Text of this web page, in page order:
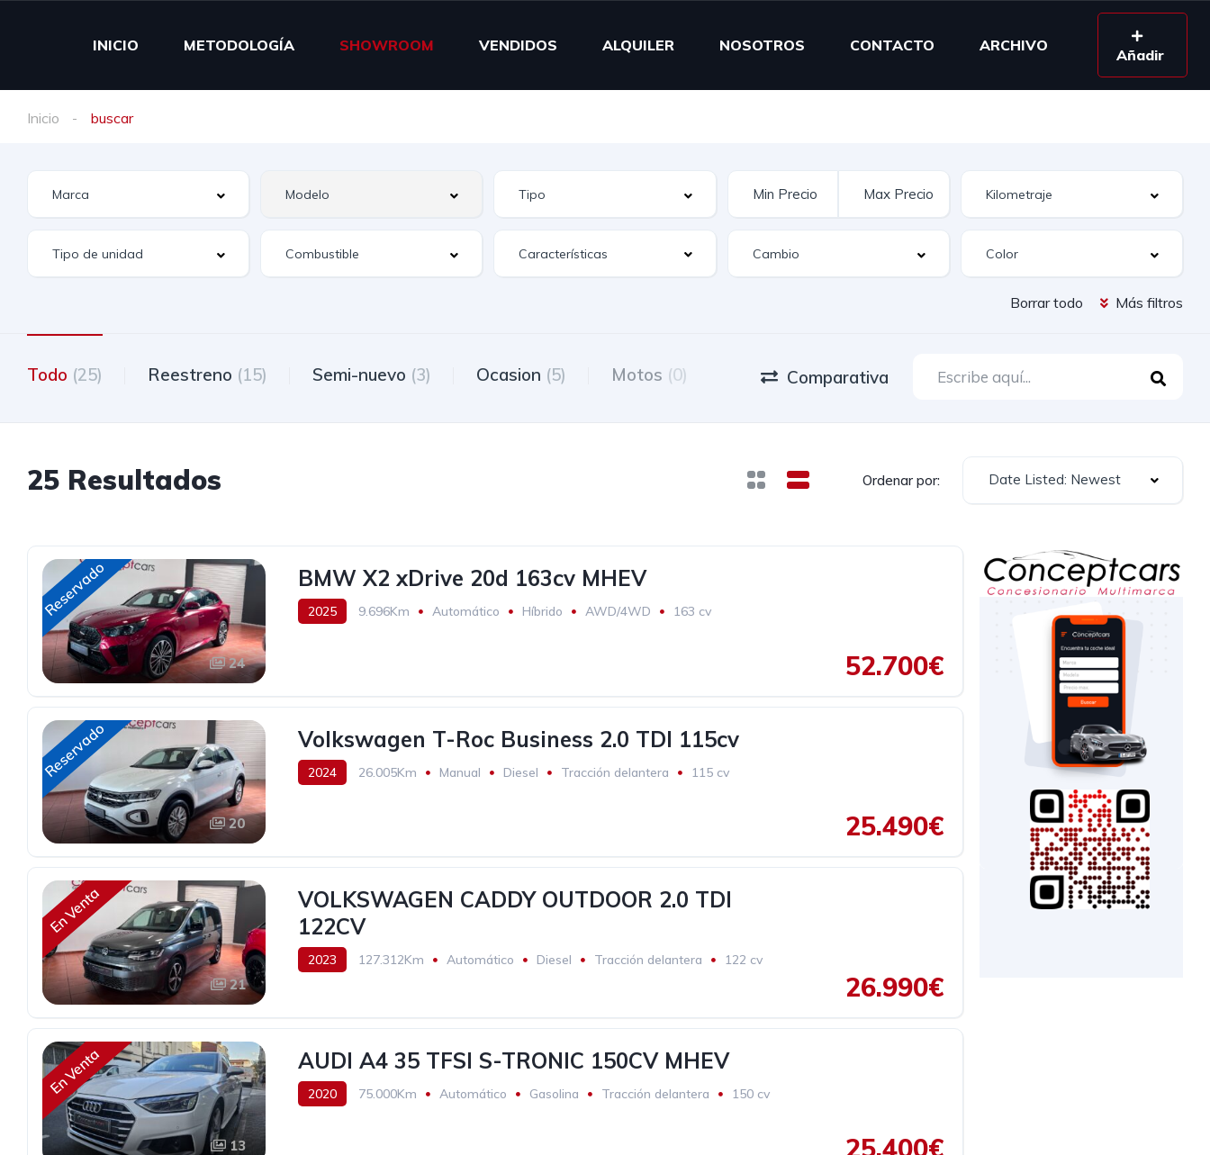
INICIO METODOLOGÍA SHOWROOM VENDIDOS ALQUILER NOSOTROS CONTACTO ARCHIVO
Añadir
Inicio buscar
Características
Borrar todo Más filtros
Todo (25) Reestreno (15) Semi-nuevo (3) Ocasion (5) Motos (0) Comparativa
25 Resultados Ordenar por: Date Listed: Newest
Reservado
24
BMW X2 xDrive 20d 163cv MHEV
2025 9.696Km Automático Híbrido AWD/4WD
163 cv
52.700€
Reservado
20
Volkswagen T-Roc Business 2.0 TDI 115cv
2024 26.005Km Manual Diesel Tracción delantera
115 cv
25.490€
En Venta
21
VOLKSWAGEN CADDY OUTDOOR 2.0 TDI
122CV
2023 127.312Km Automático Diesel Tracción delantera
122 cv
26.990€
En Venta
13
AUDI A4 35 TFSI S-TRONIC 150CV MHEV
2020 75.000Km Automático Gasolina Tracción delantera
150 cv
25.400€